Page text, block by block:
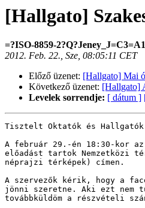
[Hallgato]
=?ISO-8859-
2012. Feb. 22., Sze, 08:05:11 CET
Előző üzenet: [Hallgato] Mai
Következő üzenet: [Hallgato]
Levelek sorrendje: [ dátum ]
Tisztelt Oktatók és
A február 29.-én 18:30-kor az
előadást tartok Nemzetközi
néprajzi térképek) címen.
A szervezők kérik, hogy a
jönni szeretne. Aki ezt nem
továbbküldöm a részvételi